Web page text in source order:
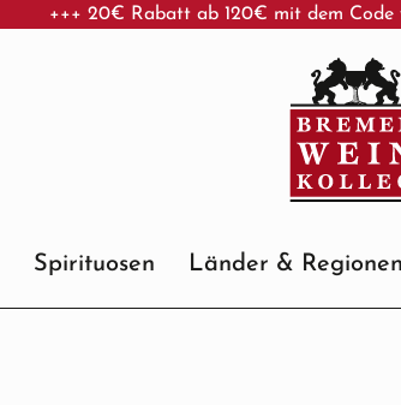
+++ 20€ Rabatt ab 120€ mit dem Code
Spirituosen Länder & Regionen